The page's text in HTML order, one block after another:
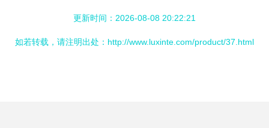
更新时间：2026-08-08 20:22:21
如若转载，请注明出处：http://www.luxinte.com/product/37.html